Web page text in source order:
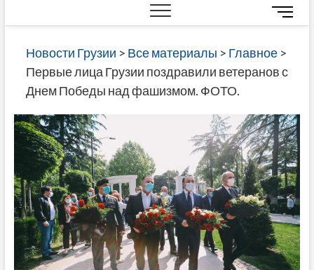
ГРУЗИИ
САЙТЕ
M
e
n
u
t
t
o
n
Новости Грузии > Все материалы > Главное>
Первые лица Грузии поздравили ветеранов с
Днем Победы над фашизмом. ФОТО.